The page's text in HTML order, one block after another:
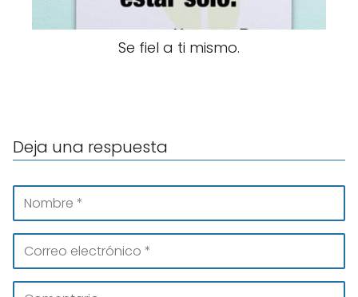
Se fiel a ti mismo.
Deja una respuesta